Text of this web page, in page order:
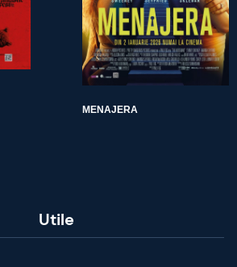
MENAJERA
Utile